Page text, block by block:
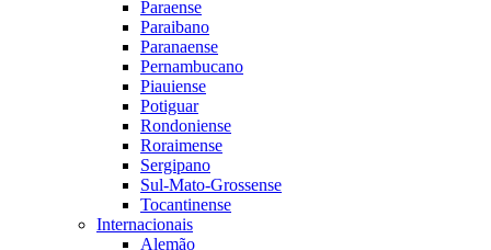
Paraense
Paraibano
Paranaense
Pernambucano
Piauiense
Potiguar
Rondoniense
Roraimense
Sergipano
Sul-Mato-Grossense
Tocantinense
Internacionais
Alemão